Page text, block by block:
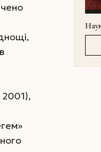
2001),